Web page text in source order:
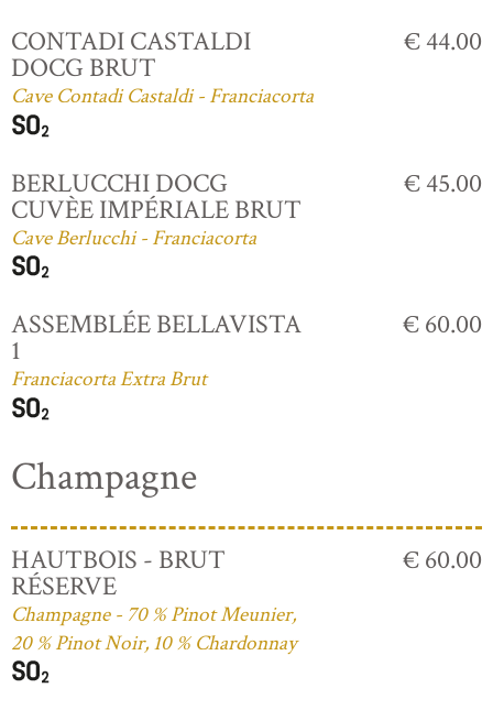
CONTADI CASTALDI
DOCG BRUT
Cave Contadi Castaldi - Franciacorta
€ 44.00
BERLUCCHI DOCG
CUVÈE IMPÉRIALE BRUT
Cave Berlucchi - Franciacorta
€ 45.00
ASSEMBLÉE BELLAVISTA
1
Franciacorta Extra Brut
€ 60.00
Champagne
HAUTBOIS - BRUT
RÉSERVE
Champagne - 70 % Pinot Meunier,
20 % Pinot Noir, 10 % Chardonnay
€ 60.00